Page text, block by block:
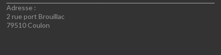
Adresse :
2 rue port Brouillac
79510 Coulon